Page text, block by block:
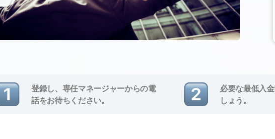
登録し、専任マネージャーからの電
話をお待ちください。
必要な最低入
しょう。